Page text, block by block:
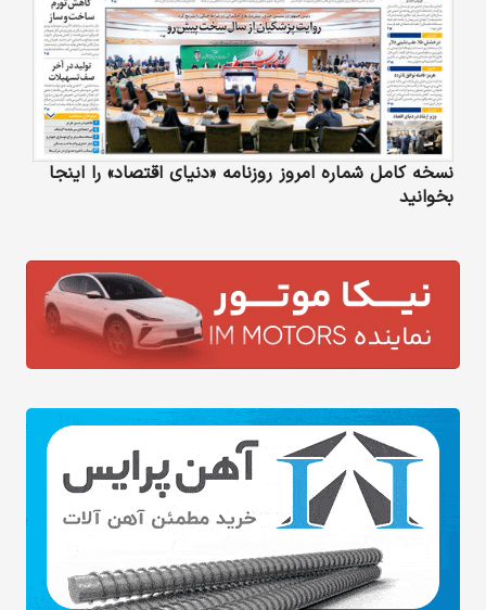
نسخه کامل شماره امروز روزنامه «دنیای‌ اقتصاد» را اینجا
بخوانید